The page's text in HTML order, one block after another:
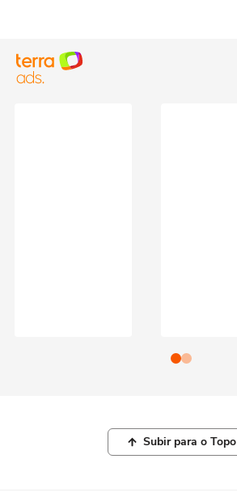
Subir para o Topo